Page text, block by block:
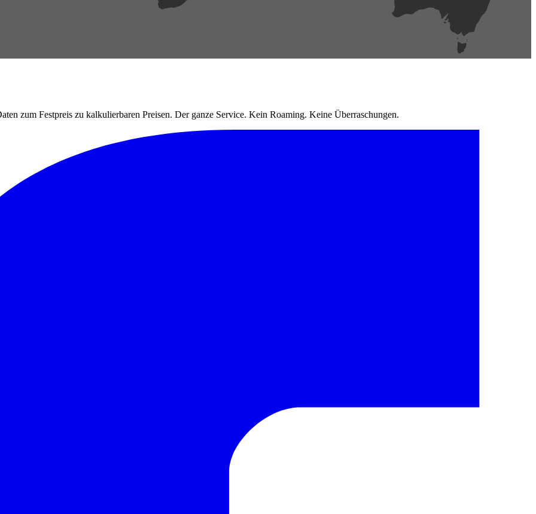
zum Festpreis zu kalkulierbaren Preisen. Der ganze Service. Kein Roaming. Keine Überraschungen.